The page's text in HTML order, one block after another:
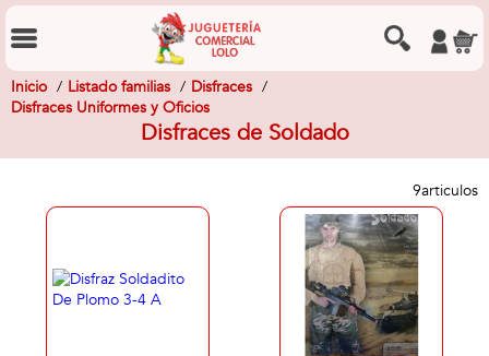
Inicio Listado familias
Disfraces
Disfraces Uniformes y Oficios
Disfraces de Soldado
9articulos